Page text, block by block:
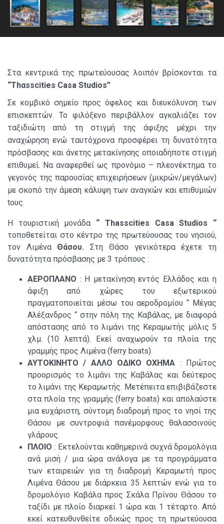
Στα κεντρικά της πρωτεύουσας λοιπόν βρίσκονται τα
“Τhαsscities Casa Studios”
Σε κομβικό σημείο προς όφελος και διευκόλυνση των
επισκεπτών. Το φιλόξενο περιβάλλον αγκαλιάζει τον
ταξιδιώτη από τη στιγμή της άφιξης μέχρι την
αναχώρηση ενώ ταυτόχρονα προσφέρει τη δυνατότητα
πρόσβασης και άνετης μετακίνησης οποιαδήποτε στιγμή
επιθυμεί. Να αναφερθεί ως προνόμιο – πλεονέκτημα το
γεγονός της παρουσίας επιχειρήσεων (μικρών/μεγάλων)
με σκοπό την άμεση κάλυψη των αναγκών και επιθυμιών
toυς.
H τουριστική μονάδα “ Thasscities Casa Studios “
τοποθετείται στο κέντρο της πρωτεύουσας του νησιού,
τον ΛιμέναΘάσου. Στη Θάσο γενικότερα έχετε τη
δυνατότητα πρόσβασης με 3 τρόπους :
AΕΡΟΠΛΑΝΟ : Η μετακίνηση εντός Ελλάδος και η
άφιξη από χώρες του εξωτερικού
πραγματοποιείται μέσω του αεροδρομίου “ Μέγας
Αλέξανδρος “ στην πόλη της Καβάλας, με διαφορά
απόστασης από το λιμάνι της Κεραμωτής μόλις 5
χλμ. (10 λεπτά). Εκεί αναχωρούν τα πλοία της
γραμμής προς Λιμένα (ferry boats).
ΑΥΤΟΚΙΝΗΤΟ / ΑΛΛΟ ΟΔΙΚΟ ΟΧΗΜΑ : Πρώτος
προορισμός το λιμάνι της Καβάλας και δεύτερος
το λιμάνι της Κεραμωτής. Μετέπειτα επιβιβάζεστε
στα πλοία της γραμμής (ferry boats) και απολαύστε
μια ευχάριστη, σύντομη διαδρομή προς το νησί της
Θάσου με συντροφιά πανέμορφους θαλασσινούς
γλάρους.
ΠΛΟΙΟ : Εκτελούνται καθημερινά συχνά δρομολόγια
ανά μισή / μια ώρα ανάλογα με τα προγράμματα
των εταιρειών για τη διαδρομή Κεραμωτή προς
Λιμένα Θάσου με διάρκεια 35 λεπτών ενώ για το
δρομολόγιο Καβάλα προς Σκάλα Πρίνου Θάσου το
ταξίδι με πλοίο διαρκεί 1 ώρα και 1 τέταρτο. Από
εκεί κατευθυνθείτε οδικώς προς τη πρωτεύουσα